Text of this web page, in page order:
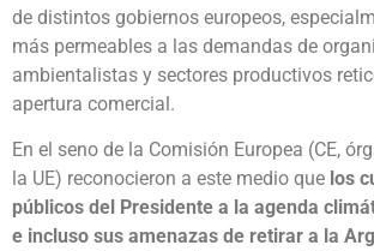
de distintos gobiernos europeos,
más permeables a las demandas de
ambientalistas y sectores productivos
apertura comercial.
En el seno de la Comisión Europea (CE,
la UE) reconocieron a este medio que los
públicos del Presidente a la agenda
e incluso sus amenazas de retirar a la